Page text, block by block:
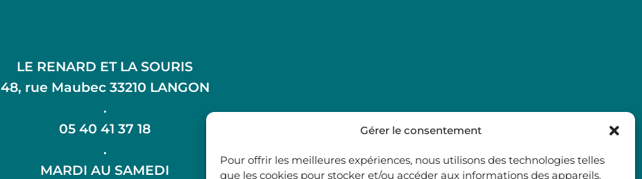
Gérer le consentement
Pour offrir les meilleures expériences, nous utilisons des technologies telles
que les cookies pour stocker et/ou accéder aux informations des appareils.
LE RENARD ET LA SOURIS
48, rue Maubec 33210 LANGON
.
05 40 41 37 18
.
MARDI AU SAMEDI